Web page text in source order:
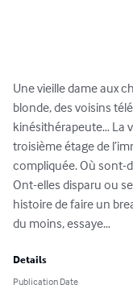
Une vieille dame aux
blonde, des voisins
kinésithérapeute… La
troisième étage de
compliquée. Où sont-
Ont-elles disparu ou
histoire de faire un
du moins, essaye…
Details
Publication Date